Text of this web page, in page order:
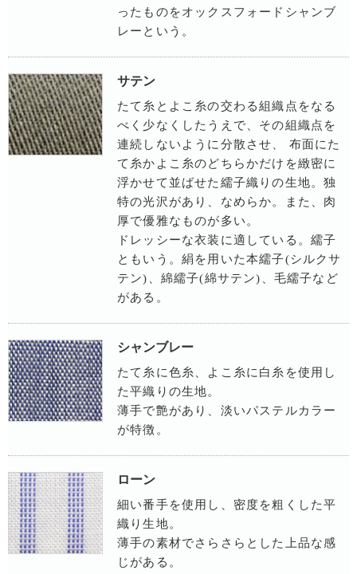
ったものをオックスフォードシャンブ
レーという。
サテン
たて糸とよこ糸の交わる組織点をなる
べく少なくしたうえで、その組織点を
連続しないように分散させ、 布面にた
て糸かよこ糸のどちらかだけを緻密に
浮かせて並ばせた繻子織りの生地。独
特の光沢があり、なめらか。また、肉
厚で優雅なものが多い。
ドレッシーな衣装に適している。繻子
ともいう。絹を用いた本繻子(シルクサ
テン)、綿繻子(綿サテン)、毛繻子など
がある。
シャンブレー
たて糸に色糸、よこ糸に白糸を使用し
た平織りの生地。
薄手で艶があり、淡いパステルカラー
が特徴。
ローン
細い番手を使用し、密度を粗くした平
織り生地。
薄手の素材でさらさらとした上品な感
じがある。